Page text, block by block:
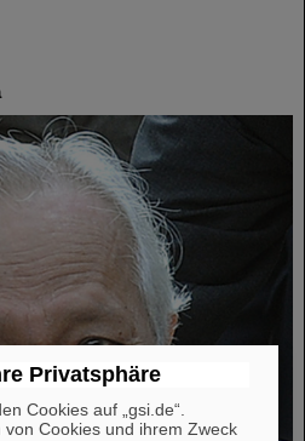
Privatsphäre
Cookies auf „gsi.de“.
Cookies und ihrem Zweck